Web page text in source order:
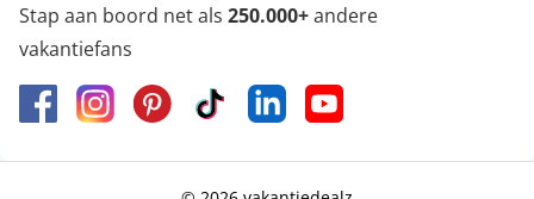
Stap aan boord net als 250.000+andere
vakantiefans